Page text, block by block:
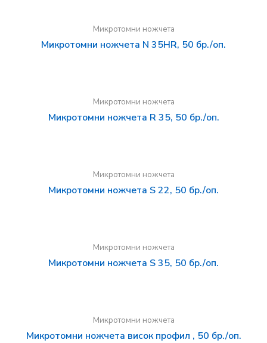
Микротомни ножчета
Микротомни ножчета N 35HR, 50 бр./оп.
Микротомни ножчета
Микротомни ножчета R 35, 50 бр./оп.
Микротомни ножчета
Микротомни ножчета S 22, 50 бр./оп.
Микротомни ножчета
Микротомни ножчета S 35, 50 бр./оп.
Микротомни ножчета
Микротомни ножчета висок профил , 50 бр./оп.